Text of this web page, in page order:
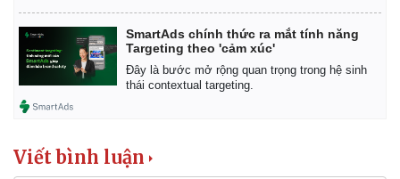
SmartAds chính thức ra mắt tính năng
Targeting theo 'cảm xúc'
Đây là bước mở rộng quan trọng trong hệ sinh
thái contextual targeting.
Viết bình luận